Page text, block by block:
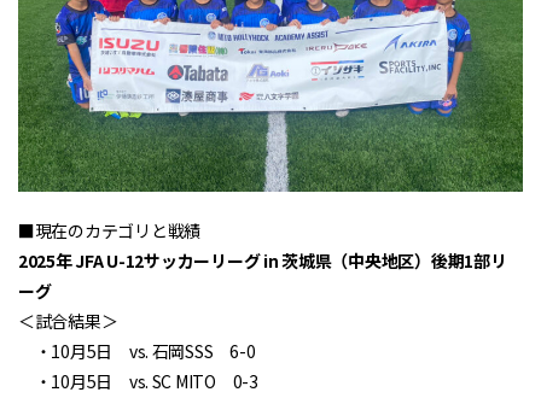
■現在のカテゴリと戦績
2025年 JFA U-12サッカーリーグ in 茨城県（中央地区）後期1部リ
ーグ
＜試合結果＞
・10月5日 vs. 石岡SSS 6-0
・10月5日 vs. SC MITO 0-3